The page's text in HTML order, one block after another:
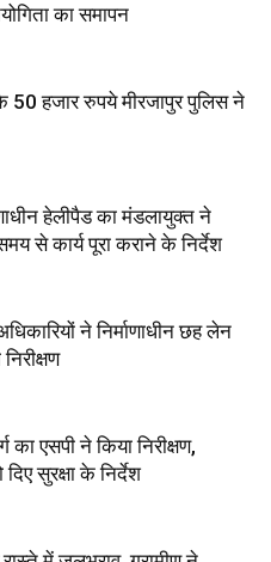
का समापन
50 हजार रुपये मीरजापुर पुलिस ने
हेलीपैड का मंडलायुक्त ने
से कार्य पूरा कराने के निर्देश
ने निर्माणाधीन छह लेन
का एसपी ने किया निरीक्षण,
सुरक्षा के निर्देश